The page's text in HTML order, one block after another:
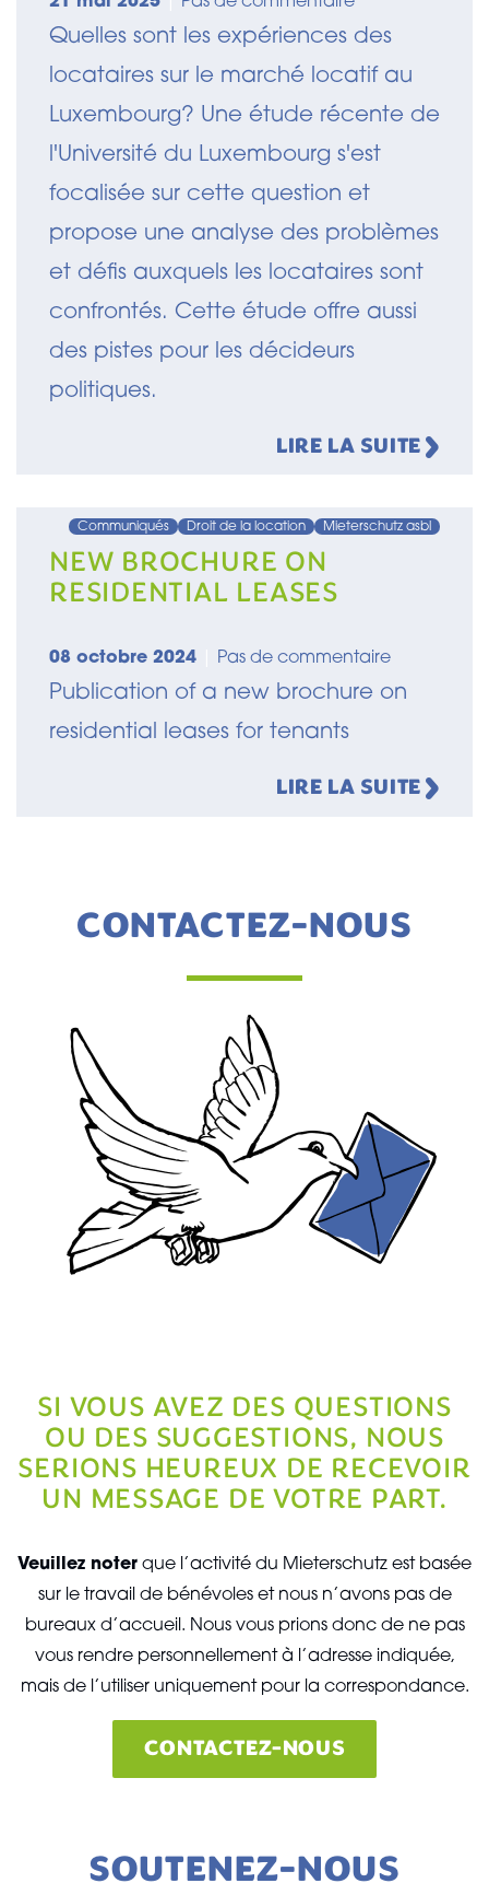
Quelles sont les expériences des
locataires sur le marché locatif au
Luxembourg? Une étude récente de
l'Université du Luxembourg s'est
focalisée sur cette question et
propose une analyse des problèmes
et défis auxquels les locataires sont
confrontés. Cette étude offre aussi
des pistes pour les décideurs
politiques.
LIRE LA SUITE
Communiqués Droit de la location Mieterschutz asbl
NEW BROCHURE ON
RESIDENTIAL LEASES
08 octobre 2024 Pas de commentaire
Publication of a new brochure on
residential leases for tenants
LIRE LA SUITE
CONTACTEZ-NOUS
SI VOUS AVEZ DES QUESTIONS
OU DES SUGGESTIONS, NOUS
SERIONS HEUREUX DE RECEVOIR
UN MESSAGE DE VOTRE PART.
Veuillez noter que l’activité du Mieterschutz est basée
sur le travail de bénévoles et nous n’avons pas de
bureaux d’accueil. Nous vous prions donc de ne pas
vous rendre personnellement à l’adresse indiquée,
mais de l’utiliser uniquement pour la correspondance.
CONTACTEZ-NOUS
SOUTENEZ-NOUS